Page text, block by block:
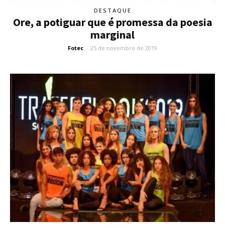
DESTAQUE
Ore, a potiguar que é promessa da poesia
marginal
Fotec - 25 de novembro de 2019